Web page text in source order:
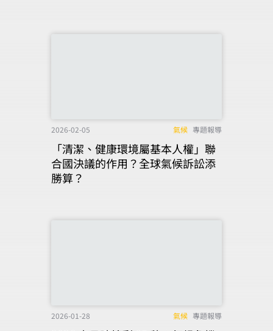
2026-02-05 氣候 專題報導
「清潔、健康環境屬基本人權」聯
合國決議的作用？全球氣候訴訟添
勝算？
2026-01-28 氣候 專題報導